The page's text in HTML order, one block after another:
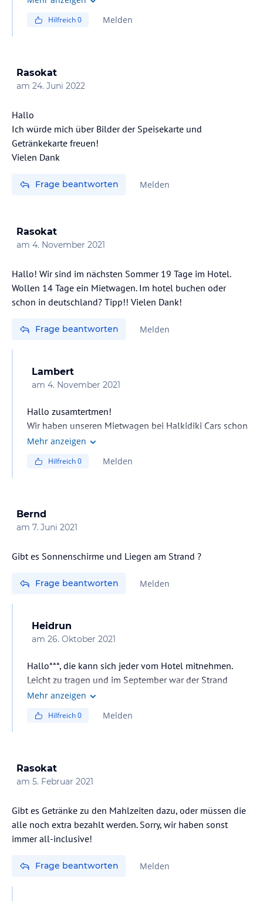
Hilfreich0 Melden
Rasokat
am 24. Juni 2022
Hallo
Ich würde mich über Bilder der Speisekarte und
Getränkekarte freuen!
Vielen Dank
Frage beantworten Melden
Rasokat
am 4. November 2021
Hallo! Wir sind im nächsten Sommer 19 Tage im Hotel.
Wollen 14 Tage ein Mietwagen. Im hotel buchen oder
schon in deutschland? Tipp!! Vielen Dank!
Frage beantworten Melden
Lambert
am 4. November 2021
Hallo zusamtertmen!
Wir haben unseren Mietwagen bei Halkidiki Cars schon
von Deutschland aus zum Hotel bestellt. Hat gut
Mietwagen genommen. Bisher keine probleme gehabt.
Anreise habt könnt ihr den Mietwagen auch am
Flughafen übernehmen.
Mehr anzeigen
Hilfreich0 Melden
Bernd
am 7. Juni 2021
Gibt es Sonnenschirme und Liegen am Strand ?
Frage beantworten Melden
Heidrun
am 26. Oktober 2021
Hallo***, die kann sich jeder vom Hotel mitnehmen.
Leicht zu tragen und im September war der Strand
immer leer. Das Gute war, wir konnten uns jederzeit
Mehr anzeigen
Hilfreich0 Melden
Rasokat
am 5. Februar 2021
Gibt es Getränke zu den Mahlzeiten dazu, oder müssen die
alle noch extra bezahlt werden. Sorry, wir haben sonst
immer all-inclusive!
Frage beantworten Melden